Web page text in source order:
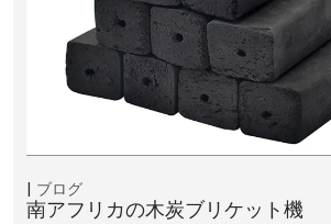
ブログ
南アフリカの木炭ブリケット機